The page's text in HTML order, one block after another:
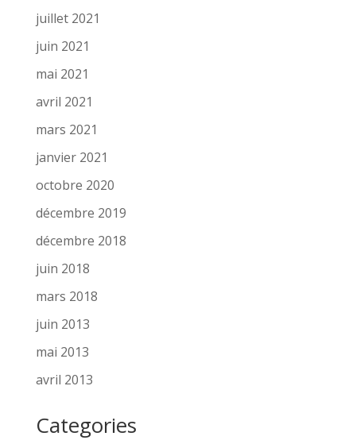
juillet 2021
juin 2021
mai 2021
avril 2021
mars 2021
janvier 2021
octobre 2020
décembre 2019
décembre 2018
juin 2018
mars 2018
juin 2013
mai 2013
avril 2013
Categories